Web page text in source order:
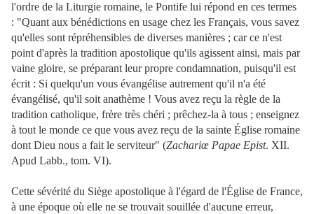
l'ordre de la Liturgie romaine, le Pontife lui répond en ces termes
: "Quant aux bénédictions en usage chez les Français, vous savez
qu'elles sont répréhensibles de diverses manières ; car ce n'est
point d'après la tradition apostolique qu'ils agissent ainsi, mais par
vaine gloire, se préparant leur propre condamnation, puisqu'il est
écrit : Si quelqu'un vous évangélise autrement qu'il n'a été
évangélisé, qu'il soit anathème ! Vous avez reçu la règle de la
tradition catholique, frère très chéri ; prêchez-la à tous ; enseignez
à tout le monde ce que vous avez reçu de la sainte Église romaine
dont Dieu nous a fait le serviteur" (Zachariœ Papae Epist. XII.
Apud Labb., tom. VI).
Cette sévérité du Siège apostolique à l'égard de l'Église de France,
à une époque où elle ne se trouvait souillée d'aucune erreur,